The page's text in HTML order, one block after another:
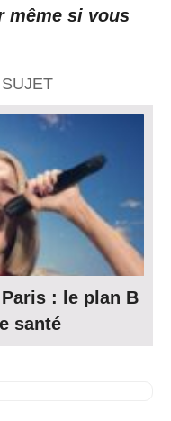
même si vous
: le plan B
santé